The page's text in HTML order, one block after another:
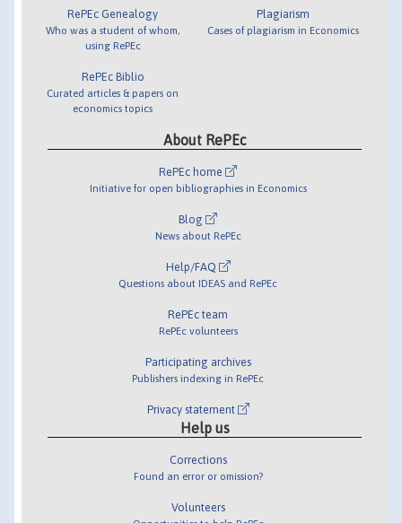
RePEc Genealogy
Who was a student of whom,
using RePEc
RePEc Biblio
Curated articles & papers on
economics topics
Plagiarism
Cases of plagiarism in Economics
About RePEc
RePEc home
Initiative for open bibliographies in Economics
Blog
News about RePEc
Help/FAQ
Questions about IDEAS and RePEc
RePEc team
RePEc volunteers
Participating archives
Publishers indexing in RePEc
Privacy statement
Help us
Corrections
Found an error or omission?
Volunteers